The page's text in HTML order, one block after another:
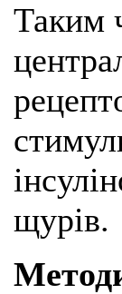
Таким
щурів.